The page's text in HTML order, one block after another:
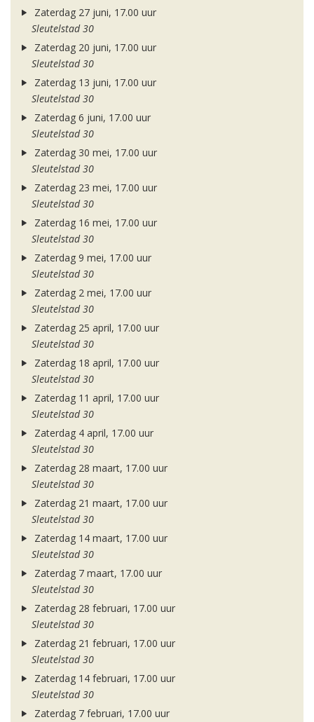
Zaterdag 27 juni, 17.00 uur
Sleutelstad 30
Zaterdag 20 juni, 17.00 uur
Sleutelstad 30
Zaterdag 13 juni, 17.00 uur
Sleutelstad 30
Zaterdag 6 juni, 17.00 uur
Sleutelstad 30
Zaterdag 30 mei, 17.00 uur
Sleutelstad 30
Zaterdag 23 mei, 17.00 uur
Sleutelstad 30
Zaterdag 16 mei, 17.00 uur
Sleutelstad 30
Zaterdag 9 mei, 17.00 uur
Sleutelstad 30
Zaterdag 2 mei, 17.00 uur
Sleutelstad 30
Zaterdag 25 april, 17.00 uur
Sleutelstad 30
Zaterdag 18 april, 17.00 uur
Sleutelstad 30
Zaterdag 11 april, 17.00 uur
Sleutelstad 30
Zaterdag 4 april, 17.00 uur
Sleutelstad 30
Zaterdag 28 maart, 17.00 uur
Sleutelstad 30
Zaterdag 21 maart, 17.00 uur
Sleutelstad 30
Zaterdag 14 maart, 17.00 uur
Sleutelstad 30
Zaterdag 7 maart, 17.00 uur
Sleutelstad 30
Zaterdag 28 februari, 17.00 uur
Sleutelstad 30
Zaterdag 21 februari, 17.00 uur
Sleutelstad 30
Zaterdag 14 februari, 17.00 uur
Sleutelstad 30
Zaterdag 7 februari, 17.00 uur